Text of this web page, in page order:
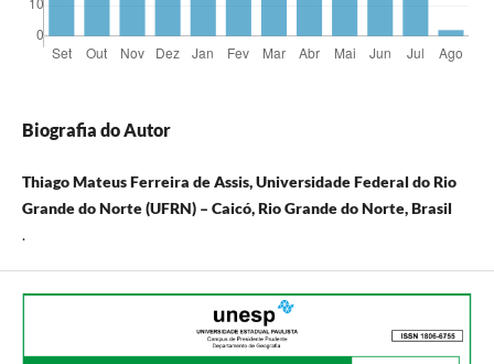
Biografia do Autor
Thiago Mateus Ferreira de Assis, Universidade Federal do Rio
Grande do Norte (UFRN) – Caicó, Rio Grande do Norte, Brasil
.